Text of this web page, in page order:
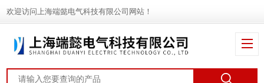
欢迎访问上海端懿电气科技有限公司网站！